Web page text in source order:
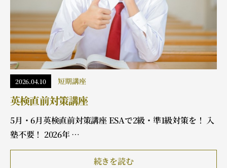
2026.04.10 短期講座
英検直前対策講座
5月・6月英検直前対策講座 ESAで2級・準1級対策を！ 入
塾不要！ 2026年 …
続きを読む